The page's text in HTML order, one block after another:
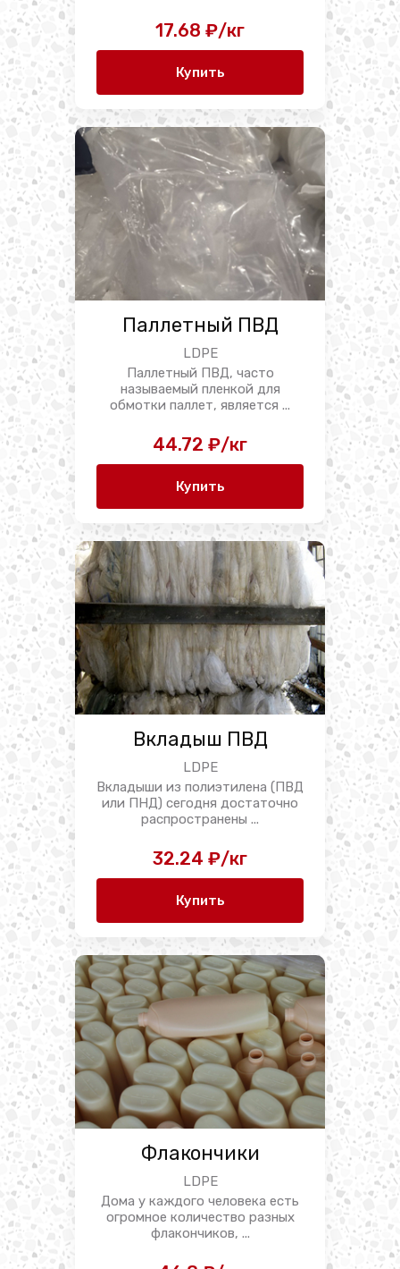
17.68 ₽/кг
Купить
Паллетный ПВД
LDPE
Паллетный ПВД, часто
называемый пленкой для
обмотки паллет, является ...
44.72 ₽/кг
Купить
Вкладыш ПВД
LDPE
Вкладыши из полиэтилена (ПВД
или ПНД) сегодня достаточно
распространены ...
32.24 ₽/кг
Купить
Флакончики
LDPE
Дома у каждого человека есть
огромное количество разных
флакончиков, ...